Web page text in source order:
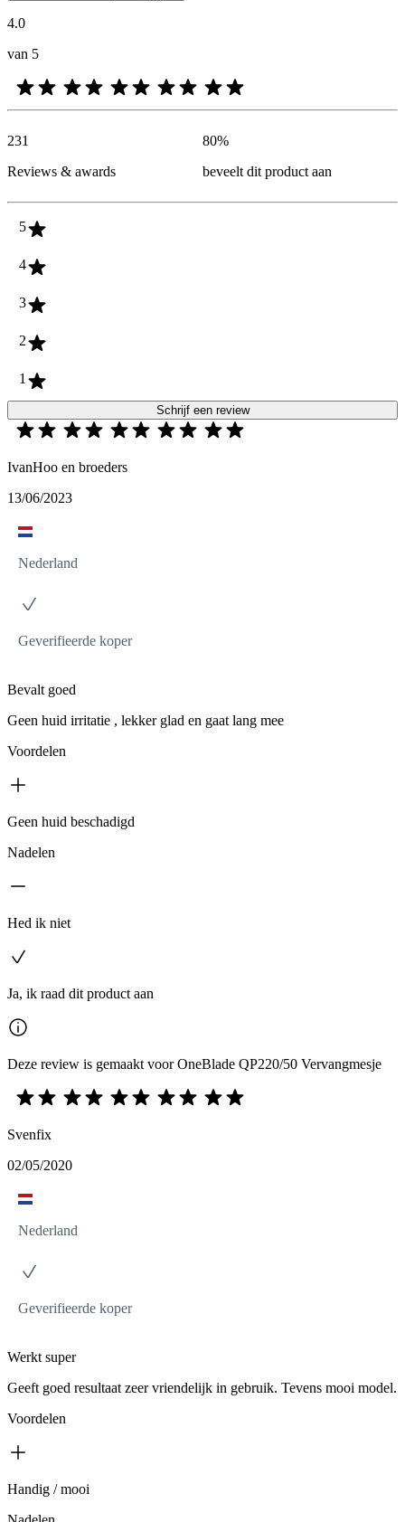
4.0
van 5
231
Reviews & awards
80%
beveelt dit product aan
5
4
3
2
1
Schrijf een review
IvanHoo en broeders
13/06/2023
Nederland
Geverifieerde koper
Bevalt goed
Geen huid irritatie , lekker glad en gaat lang mee
Voordelen
Geen huid beschadigd
Nadelen
Hed ik niet
Ja, ik raad dit product aan
Deze review is gemaakt voor OneBlade QP220/50 Vervangmesje
Svenfix
02/05/2020
Nederland
Geverifieerde koper
Werkt super
Geeft goed resultaat zeer vriendelijk in gebruik. Tevens mooi model.
Voordelen
Handig / mooi